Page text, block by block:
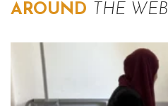
AROUND THE WEB